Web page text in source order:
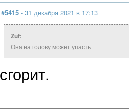
#5415 - 31 декабря 2021 в 17:13
Zuf:
Она на голову может упасть
сгорит.